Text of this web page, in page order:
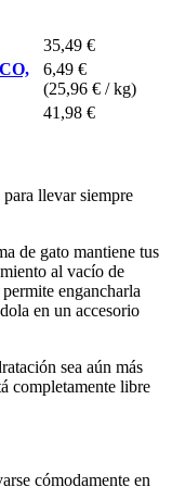
35,49 €
6,49 €
(25,96 € / kg)
41,98 €
llevar siempre
de gato mantiene tus
al vacío de
engancharla
en un accesorio
sea aún más
completamente libre
cómodamente en